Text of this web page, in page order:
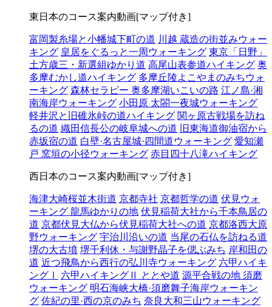
東日本のコース案内動画[マップ付き]
富岡製糸場と小幡城下町の道 川越 蔵造の街並みウォー
キング 皇居をぐるっと一周ウォーキング 東京「日野」
土方歳三・新選組ゆかり道 高尾山表参道ハイキング 奥
多摩むかし道ハイキング 多摩丘陵よこやまのみちウォ
ーキング 森林セラピー 奥多摩湖いこいの路 江ノ島·湘
南海岸ウォーキング 小田原 太閤一夜城ウォーキング
軽井沢と旧碓氷峠の道ハイキング 関ヶ原古戦場を訪ね
るの道 織田信長公の岐阜城への道
旧東海道御油宿から
赤坂宿の道 白壁·名古屋城·四間道ウォーキング 愛知瀬
戸 窯垣の小径ウォーキング 赤目四十八滝ハイキング
西日本のコース案内動画[マップ付き]
海津大崎桜並木街道 京都寺社 京都哲学の道 伏見ウォ
ーキング 龍馬ゆかりの地 伏見稲荷大社から千本鳥居の
道 京都伏見大仏から伏見稲荷大社への道 京都洛西大原
野ウォーキング 宇治川沿いの道 当尾の石仏を訪ねる道
堺の大古墳 堺千利休・与謝野晶子を偲ぶみち 岸和田の
道 近つ飛鳥から西行の弘川寺ウォーキング 六甲ハイキ
ングⅠ
六甲ハイキングⅡ ととや道 源平合戦の地 須磨
ウォーキング 明石海峡大橋·須磨舞子海岸ウォーキン
グ 佐紀の里·西の京のみち 奈良大和三山ウォーキング